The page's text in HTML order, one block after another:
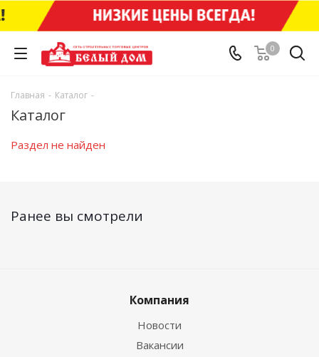
0
Главная - Каталог -
Каталог
Раздел не найден
Ранее вы смотрели
Компания
Новости
Вакансии